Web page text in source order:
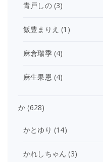
青戸しの(3)
飯豊まりえ (1)
麻倉瑞季(4)
麻生果恩 (4)
か (628)
かとゆり (14)
かれしちゃん (3)